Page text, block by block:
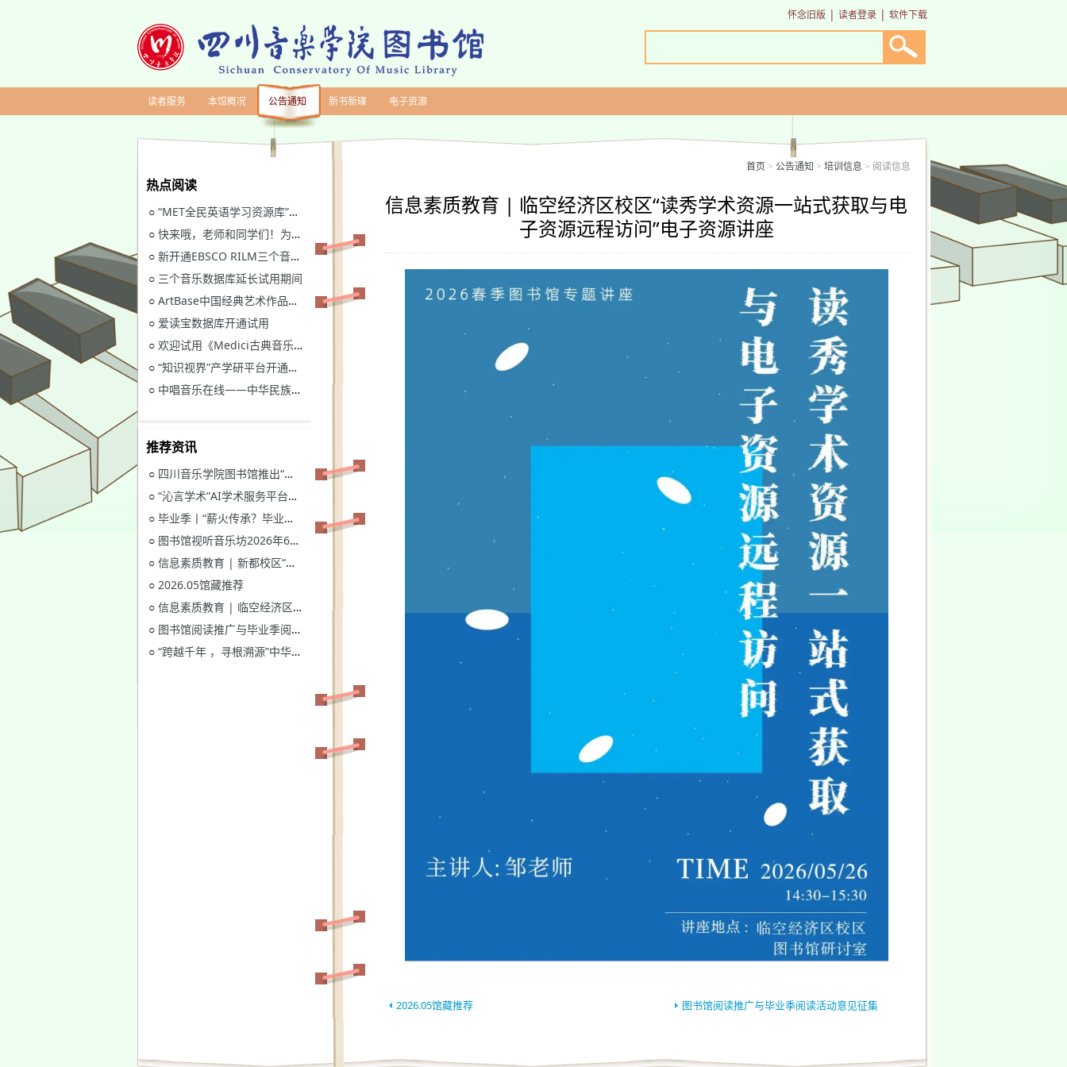
怀念旧版 | 读者登录 | 软件下载
读者服务 本馆概况 公告通知 新书新碟 电子资源
热点阅读
○ “MET全民英语学习资源库”继续开通试用
○ 快来哦，老师和同学们！为川音图书馆“十四五”规划建言献策
○ 新开通EBSCO RILM三个音乐类数据库免费试用
○ 三个音乐数据库延长试用期间
○ ArtBase中国经典艺术作品数据库继续开通试用通知
○ 爱读宝数据库开通试用
○ 欢迎试用《Medici古典音乐视听图书馆》
○ “知识视界”产学研平台开通试用通知
○ 中唱音乐在线——中华民族音乐与戏曲资源库开通试用
推荐资讯
○ 四川音乐学院图书馆推出“忆长征？书香路”纪念中国工农红军长征胜利90周年系列活动
○ “沁言学术”AI学术服务平台开通试用
○ 毕业季丨“薪火传承？毕业生图书漂流”活动
○ 图书馆视听音乐坊2026年6月展播季
○ 信息素质教育 | 新都校区“图书馆多媒体资源的鉴赏和利用”电子资源讲座
○ 2026.05馆藏推荐
○ 信息素质教育 | 临空经济区校区“读秀学术资源一站式获取与电子资源远程访问”电子资源讲座
○ 图书馆阅读推广与毕业季阅读活动意见征集
○ “跨越千年 ，寻根溯源”中华优秀传统文化主题活动获奖名单
首页 > 公告通知 > 培训信息 > 阅读信息
信息素质教育 | 临空经济区校区“读秀学术资源一站式获取与电
子资源远程访问”电子资源讲座
2026.05馆藏推荐 图书馆阅读推广与毕业季阅读活动意见征集